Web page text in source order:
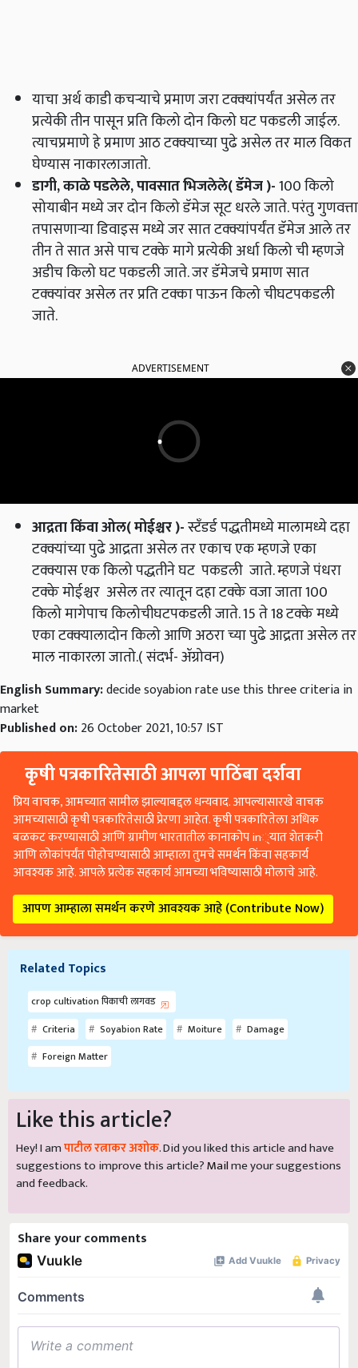
याचा अर्थ काडी कचऱ्याचे प्रमाण जरा टक्‍क्‍यांपर्यंत असेल तर
प्रत्येकी तीन पासून प्रति किलो दोन किलो घट पकडली जाईल.
त्याचप्रमाणे हे प्रमाण आठ टक्क्याच्या पुढे असेल तर माल विकत
घेण्यास नाकारलाजातो.
डागी,काळे पडलेले,पावसात भिजलेले( डॅमेज )-100 किलो
सोयाबीन मध्ये जर दोन किलो डॅमेज सूट धरले जाते. परंतु गुणवत्ता
तपासणाऱ्या डिवाइस मध्ये जर सात टक्क्यांपर्यंत डॅमेज आले तर
तीन ते सात असे पाच टक्के मागे प्रत्येकी अर्धा किलो ची म्हणजे
अडीच किलो घट पकडली जाते. जर डॅमेजचे प्रमाण सात
टक्क्यांवर असेल तर प्रति टक्का पाऊन किलो चीघटपकडली
जाते.
आद्रता किंवा ओल( मोईश्चर )-स्टॅंडर्ड पद्धतीमध्ये मालामध्ये दहा
टक्क्यांच्या पुढे आद्रता असेल तर एकाच एक म्हणजे एका
टक्क्यास एक किलो पद्धतीने घट पकडली जाते. म्हणजे पंधरा
टक्के मोईश्चर असेल तर त्यातून दहा टक्के वजा जाता 100
किलो मागेपाच किलोचीघटपकडली जाते. 15 ते 18 टक्के मध्ये
एका टक्क्यालादोन किलो आणि अठरा च्या पुढे आद्रता असेल तर
माल नाकारला जातो.( संदर्भ- ॲग्रोवन)
decide soyabion rate use this three criteria in
market
Published on:
कृषी पत्रकारितेसाठी आपला पाठिंबा दर्शवा
प्रिय वाचक, आमच्यात सामील झाल्याबद्दल धन्यवाद. आपल्यासारखे वाचक
आमच्यासाठी कृषी पत्रकारितेसाठी प्रेरणा आहेत. कृषी पत्रकारितेला अधिक
बळकट करण्यासाठी आणि ग्रामीण भारतातील कानाकोप in्यात शेतकरी
आणि लोकांपर्यंत पोहोचण्यासाठी आम्हाला तुमचे समर्थन किंवा सहकार्य
आवश्यक आहे. आपले प्रत्येक सहकार्य आमच्या भविष्यासाठी मोलाचे आहे.
आपण आम्हाला समर्थन करणे आवश्यक आहे (Contribute Now)
Criteria
Soyabion Rate
Foreign Matter
Like this article?
Hey! I amपाटील रत्नाकर अशोक. Did you liked this article and have
suggestions to improve this article?Mailme your suggestions
and feedback.
Share your comments